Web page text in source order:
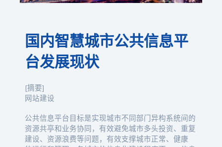
国内智慧城市公共信息平
台发展现状
[摘要]
网站建设
公共信息平台目标是实现城市不同部门异构系统间的
资源共亭和业务协同，有效避免城市多头投资、重复
建设、资源浪费等问题，有效支撑城市正常、健康